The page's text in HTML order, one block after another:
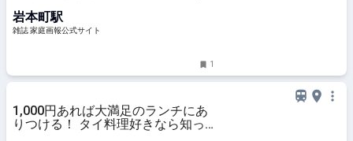
岩本町駅
雑誌 家庭画報公式サイト
1
1,000円あれば大満足のランチにあ
りつける！ タイ料理好きなら知っ